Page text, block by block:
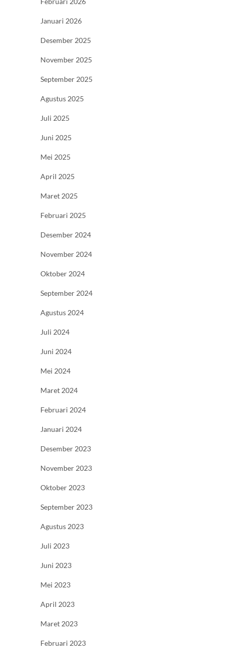
Januari 2026
Desember 2025
November 2025
September 2025
Agustus 2025
Juli 2025
Juni 2025
Mei 2025
April 2025
Maret 2025
Februari 2025
Desember 2024
November 2024
Oktober 2024
September 2024
Agustus 2024
Juli 2024
Juni 2024
Mei 2024
Maret 2024
Februari 2024
Januari 2024
Desember 2023
November 2023
Oktober 2023
September 2023
Agustus 2023
Juli 2023
Juni 2023
Mei 2023
April 2023
Maret 2023
Februari 2023